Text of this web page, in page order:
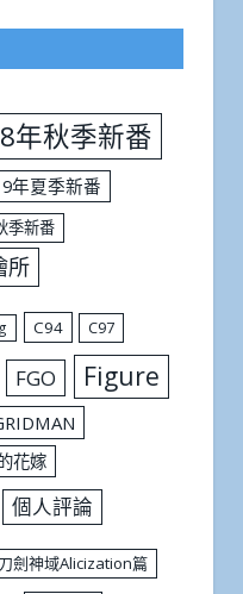
年秋季新番
年夏季新番
季新番
所
C94 C97
FGO Figure
花嫁
個人評論
刀劍神域Alicization篇